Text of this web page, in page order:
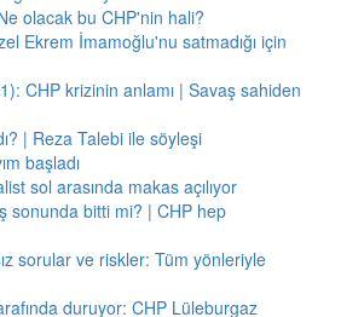
olacak bu CHP'nin hali?
Ekrem İmamoğlu'nu satmadığı için
CHP krizinin anlamı | Savaş sahiden
| Reza Talebi ile söyleşi
başladı
sol arasında makas açılıyor
sonunda bitti mi? | CHP hep
sorular ve riskler: Tüm yönleriyle
duruyor: CHP Lüleburgaz